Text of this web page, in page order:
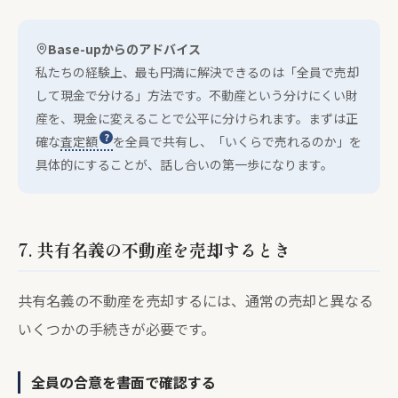
Base-upからのアドバイス
私たちの経験上、最も円満に解決できるのは「全員で売却
して現金で分ける」方法です。不動産という分けにくい財
産を、現金に変えることで公平に分けられます。まずは正
確な査定額
を全員で共有し、「いくらで売れるのか」を
具体的にすることが、話し合いの第一歩になります。
7. 共有名義の不動産を売却するとき
共有名義の不動産を売却するには、通常の売却と異なる
いくつかの手続きが必要です。
全員の合意を書面で確認する